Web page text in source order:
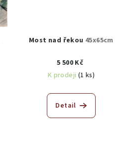
Most nad řekou 45x65cm
5 500 Kč
K prodeji (1 ks)
Detail